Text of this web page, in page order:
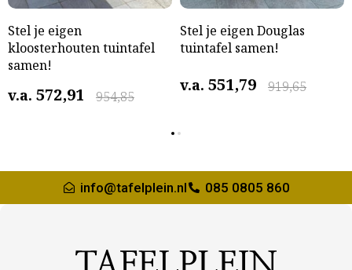
Stel je eigen
kloosterhouten tuintafel
samen!
v.a. 954,85
572,91
Stel je eigen Douglas
tuintafel samen!
v.a. 919,65
551,79
info@tafelplein.nl 085 0805 860